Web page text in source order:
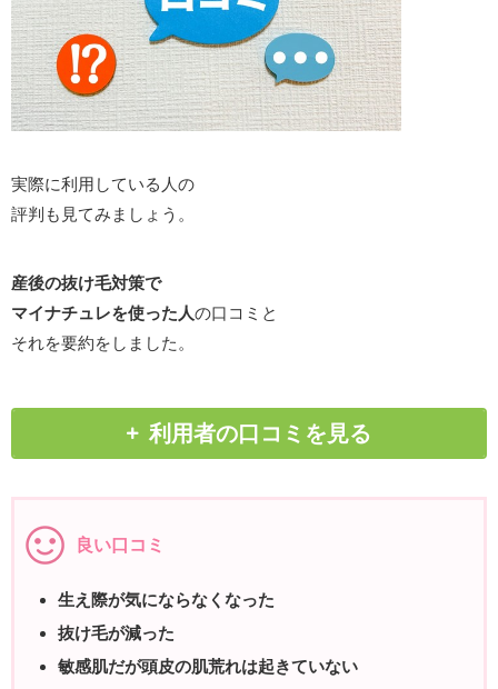
実際に利用している人の
評判も見てみましょう。
産後の抜け毛対策で
マイナチュレを使った人の口コミと
それを要約をしました。
利用者の口コミを見る
良い口コミ
生え際が気にならなくなった
抜け毛が減った
敏感肌だが頭皮の肌荒れは起きていない